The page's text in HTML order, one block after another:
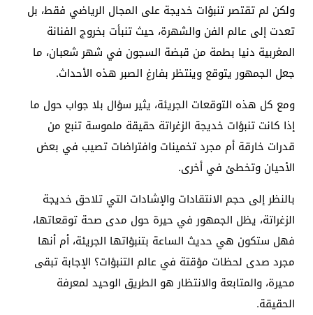
ولكن لم تقتصر تنبؤات خديجة على المجال الرياضي فقط، بل
تعدت إلى عالم الفن والشهرة، حيث تنبأت بخروج الفنانة
المغربية دنيا بطمة من قبضة السجون في شهر شعبان، ما
جعل الجمهور يتوقع وينتظر بفارغ الصبر هذه الأحداث.
ومع كل هذه التوقعات الجريئة، يثير سؤال بلا جواب حول ما
إذا كانت تنبؤات خديجة الزغراتة حقيقة ملموسة تنبع من
قدرات خارقة أم مجرد تخمينات وافتراضات تصيب في بعض
الأحيان وتخطئ في أخرى.
بالنظر إلى حجم الانتقادات والإشادات التي تلاحق خديجة
الزغراتة، يظل الجمهور في حيرة حول مدى صحة توقعاتها،
فهل ستكون هي حديث الساعة بتنبؤاتها الجريئة، أم أنها
مجرد صدى لحظات مؤقتة في عالم التنبؤات؟ الإجابة تبقى
محيرة، والمتابعة والانتظار هو الطريق الوحيد لمعرفة
الحقيقة.